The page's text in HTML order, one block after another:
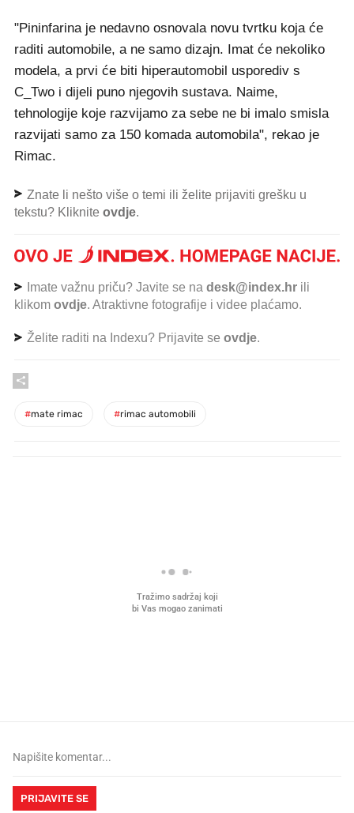
"Pininfarina je nedavno osnovala novu tvrtku koja će
raditi automobile, a ne samo dizajn. Imat će nekoliko
modela, a prvi će biti hiperautomobil usporediv s
C_Two i dijeli puno njegovih sustava. Naime,
tehnologije koje razvijamo za sebe ne bi imalo smisla
razvijati samo za 150 komada automobila", rekao je
Rimac.
Znate li nešto više o temi ili želite prijaviti grešku u
tekstu? Kliknite ovdje.
Imate važnu priču? Javite se na desk@index.hr ili
klikom ovdje. Atraktivne fotografije i videe plaćamo.
Želite raditi na Indexu? Prijavite se ovdje.
#mate rimac #rimac automobili
PRIJAVITE SE